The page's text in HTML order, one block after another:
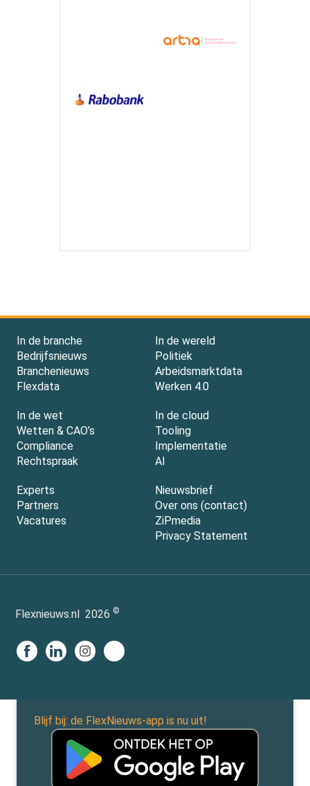
In de branche
Bedrijfsnieuws
Branchenieuws
Flexdata
In de wereld
Politiek
Arbeidsmarktdata
Werken 4.0
In de wet
Wetten & CAO’s
Compliance
Rechtspraak
In de cloud
Tooling
Implementatie
AI
Experts
Partners
Vacatures
Nieuwsbrief
Over ons (contact)
ZiPmedia
Privacy Statement
Flexnieuws.nl 2026 ©
Blijf bij: de FlexNieuws-app is nu uit!